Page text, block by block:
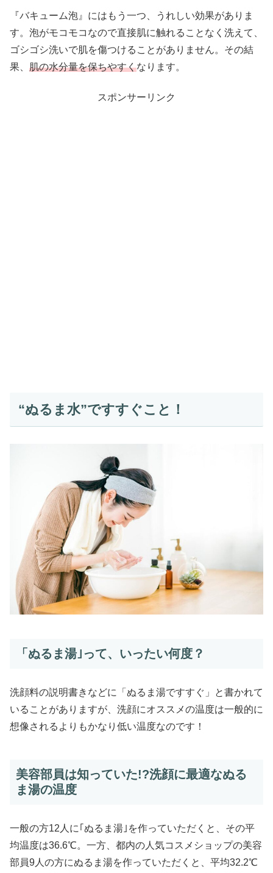
『バキューム泡』にはもう一つ、うれしい効果がありま
す。泡がモコモコなので直接肌に触れることなく洗えて、
ゴシゴシ洗いで肌を傷つけることがありません。その結
果、 肌の水分量を保ちやすくなります。
スポンサーリンク
“ぬるま水”ですすぐこと！
「ぬるま湯｣って、いったい何度？
洗顔料の説明書きなどに「ぬるま湯ですすぐ」と書かれて
いることがありますが、洗顔にオススメの温度は一般的に
想像されるよりもかなり低い温度なのです！
美容部員は知っていた!?洗顔に最適なぬる
ま湯の温度
一般の方12人に｢ぬるま湯｣を作っていただくと、その平
均温度は36.6℃。一方、都内の人気コスメショップの美容
部員9人の方にぬるま湯を作っていただくと、平均32.2℃